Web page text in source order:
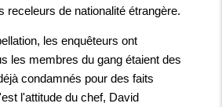
receleurs de nationalité étrangère.
les enquêteurs ont
les membres du gang étaient des
condamnés pour des faits
l'attitude du chef, David